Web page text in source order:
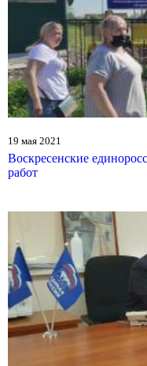
19 мая 2021
Воскресенские
работ